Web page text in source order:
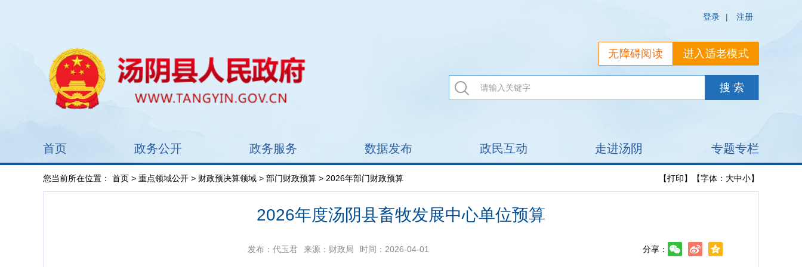
登录 | 注册
进入适老模式
无障碍阅读
首页 政务公开 政务服务 数据发布 政民互动 走进汤阴 专题专栏
您当前所在位置： 首页 > 重点领域公开 > 财政预决算领域 > 部门财政预算 > 2026年部门财政预算 【打印】 【字体： 大中小】
2026年度汤阴县畜牧发展中心单位预算
发布：代玉君 来源：财政局 时间：2026-04-01 分享：